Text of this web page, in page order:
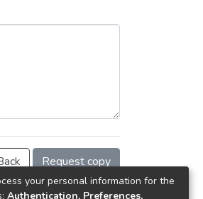
Request copy
your personal information for the
Authentication, Preferences,